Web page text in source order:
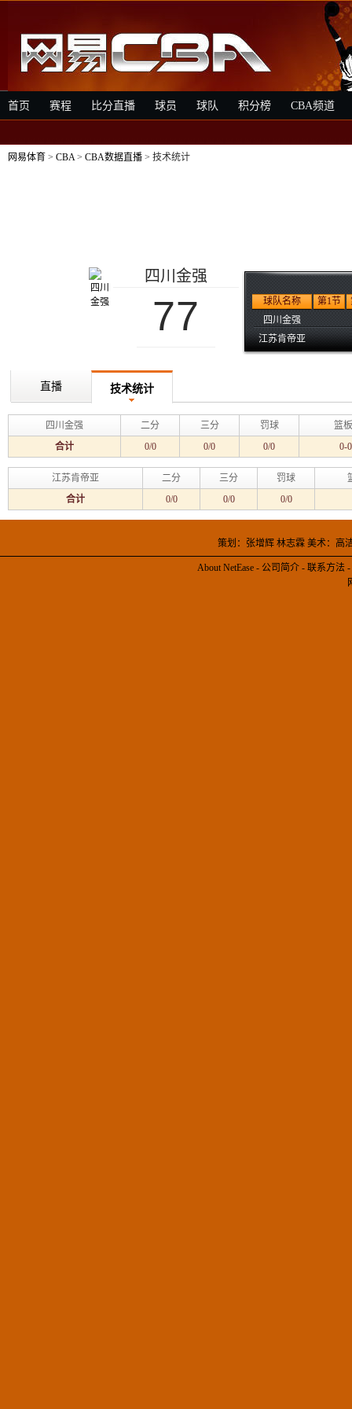
首页 赛程 比分直播 球员 球队 积分榜 CBA频道
网易体育 > CBA> CBA数据直播 > 技术统计
四川金强
77 球队名称 第1节
四川金强
江苏肯帝亚
直播 技术统计
四川金强 二分 三分 罚球
篮
合计
0/0 0/0 0/0 0-
江苏肯帝亚 二分 三分 罚球
合计
0/0 0/0 0/0
策划：张增辉 林志霖 美术：
About NetEase - 公司简介 - 联系方法 -